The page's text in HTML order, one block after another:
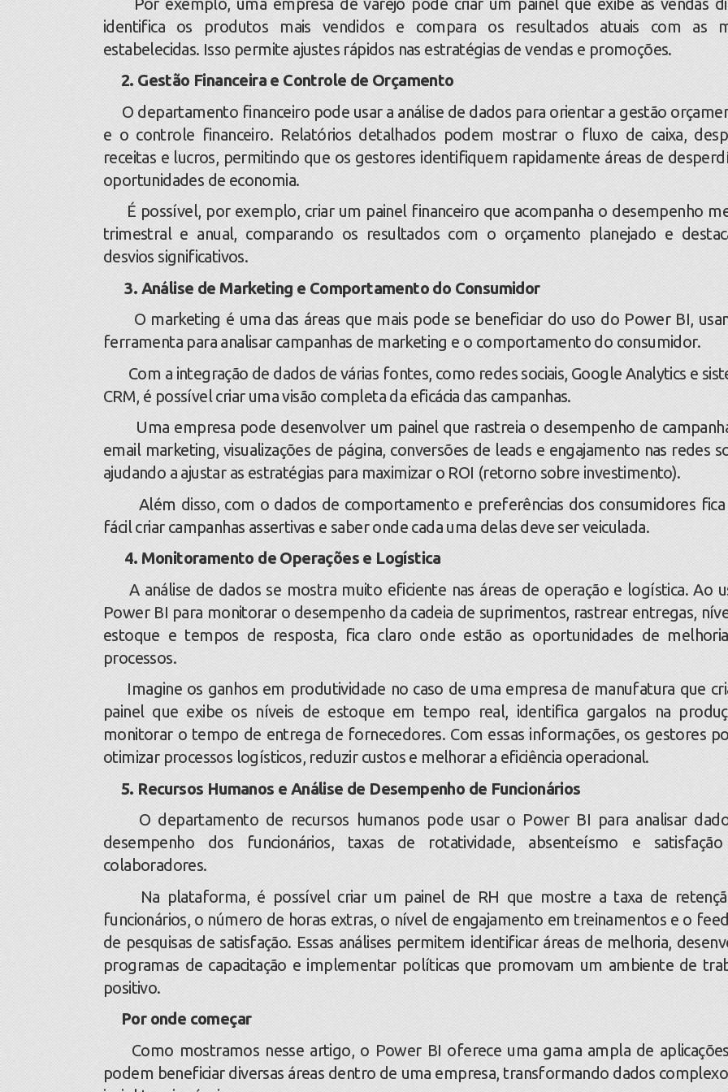
identifica os produtos mais vendidos e compara os resultados atuais com as
estabelecidas. Isso permite ajustes rápidos nas estratégias de vendas e promoções.
2. Gestão Financeira e Controle de Orçamento
O departamento financeiro pode usar a análise de dados para orientar a gestão
e o controle financeiro. Relatórios detalhados podem mostrar o fluxo de caixa,
receitas e lucros, permitindo que os gestores identifiquem rapidamente áreas de
oportunidades de economia.
É possível, por exemplo, criar um painel financeiro que acompanha o desempenho
trimestral e anual, comparando os resultados com o orçamento planejado e
desvios significativos.
3. Análise de Marketing e Comportamento do Consumidor
O marketing é uma das áreas que mais pode se beneficiar do uso do Power BI,
ferramenta para analisar campanhas de marketing e o comportamento do consumidor.
Com a integração de dados de várias fontes, como redes sociais, Google Analytics e
CRM, é possível criar uma visão completa da eficácia das campanhas.
Uma empresa pode desenvolver um painel que rastreia o desempenho de
email marketing, visualizações de página, conversões de leads e engajamento nas redes
ajudando a ajustar as estratégias para maximizar o ROI (retorno sobre investimento).
Além disso, com o dados de comportamento e preferências dos consumidores fica
fácil criar campanhas assertivas e saber onde cada uma delas deve ser veiculada.
4. Monitoramento de Operações e Logística
A análise de dados se mostra muito eficiente nas áreas de operação e logística. Ao
Power BI para monitorar o desempenho da cadeia de suprimentos, rastrear entregas,
estoque e tempos de resposta, fica claro onde estão as oportunidades de
processos.
Imagine os ganhos em produtividade no caso de uma empresa de manufatura que
painel que exibe os níveis de estoque em tempo real, identifica gargalos na
monitorar o tempo de entrega de fornecedores. Com essas informações, os gestores
otimizar processos logísticos, reduzir custos e melhorar a eficiência operacional.
5. Recursos Humanos e Análise de Desempenho de Funcionários
O departamento de recursos humanos pode usar o Power BI para analisar
desempenho dos funcionários, taxas de rotatividade, absenteísmo e
colaboradores.
Na plataforma, é possível criar um painel de RH que mostre a taxa de
funcionários, o número de horas extras, o nível de engajamento em treinamentos e o
de pesquisas de satisfação. Essas análises permitem identificar áreas de melhoria,
programas de capacitação e implementar políticas que promovam um ambiente de
positivo.
Por onde começar
Como mostramos nesse artigo, o Power BI oferece uma gama ampla de
podem beneficiar diversas áreas dentro de uma empresa, transformando dados